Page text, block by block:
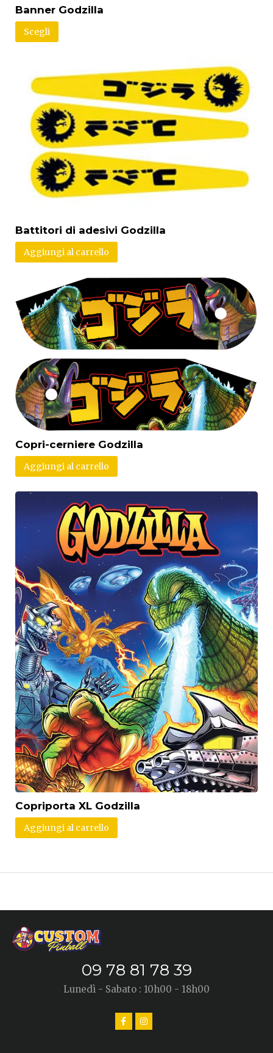
Banner Godzilla
Scegli
Battitori di adesivi Godzilla
Aggiungi al carrello
Copri-cerniere Godzilla
Aggiungi al carrello
Copriporta XL Godzilla
Aggiungi al carrello
09 78 81 78 39
Lunedì - Sabato : 10h00 - 18h00